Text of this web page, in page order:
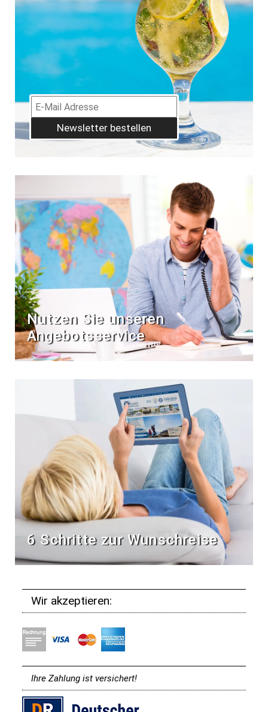
Newsletter bestellen
Nutzen Sie unseren
Angebotsservice
6 Schritte zur Wunschreise
Wir akzeptieren:
Ihre Zahlung ist versichert!